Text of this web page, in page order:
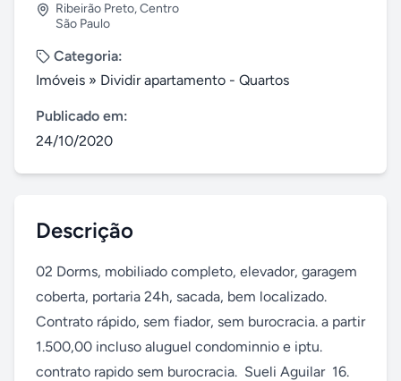
Ribeirão Preto,Centro
São Paulo
Categoria:
Imóveis » Dividir apartamento - Quartos
Publicado em:
24/10/2020
Descrição
02 Dorms, mobiliado completo, elevador, garagem
coberta, portaria 24h, sacada, bem localizado.
Contrato rápido, sem fiador, sem burocracia. a partir
1.500,00 incluso aluguel condominnio e iptu.
contrato rapido sem burocracia.  Sueli Aguilar  16.